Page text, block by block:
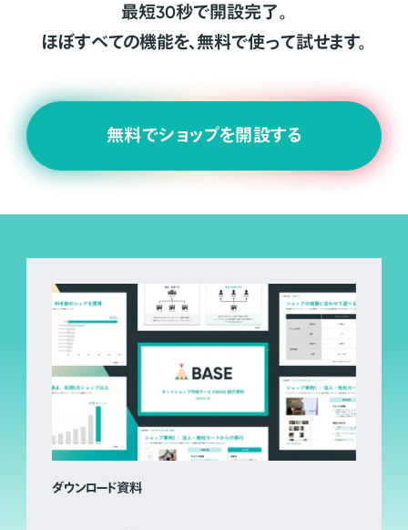
最短30秒で開設完了。
ほぼすべての機能を、無料で使って試せます。
無料でショップを開設する
ダウンロード資料